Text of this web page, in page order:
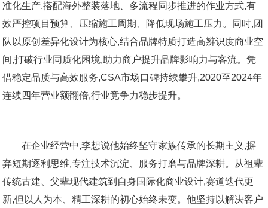
准化生产,搭配海外整装落地、多流程同步推进的作业方式,有
效严控项目预算、压缩施工周期、降低现场施工压力。同时,团
队以原创差异化设计为核心,结合品牌特质打造高辨识度商业空
间,打破行业同质化困境,助力商户提升品牌影响力与客流。凭
借稳定品质与高效服务,CSA市场口碑持续攀升,2020至2024年
连续四年营业额翻倍,行业竞争力稳步提升。
在企业经营中,李想说他始终坚守家族传承的长期主义,摒
弃短期逐利思维,专注技术沉淀、服务打磨与品牌深耕。从祖辈
传统古建、父辈现代建筑到自身国际化商业设计,赛道迭代更
新,但以人为本、精工深耕的初心始终未变。他坚持以解决客户